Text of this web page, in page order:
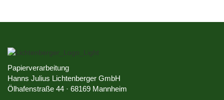
Papierverarbeitung
Hanns Julius Lichtenberger GmbH
Ölhafenstraße 44 · 68169 Mannheim